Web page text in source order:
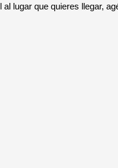
lugar que quieres llegar,